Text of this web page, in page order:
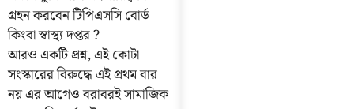
গ্রহন করবেন টিপিএসসি বোর্ড
কিংবা স্বাস্থ্য দপ্তর ?
আরও একটি প্রশ্ন, এই কোটা
সংস্কারের বিরুদ্ধে এই প্রথম বার
নয় এর আগেও বরাবরই সামাজিক